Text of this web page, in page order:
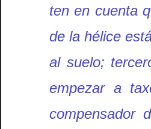
ten en cuenta
de la hélice
al suelo;
empezar a
compensador